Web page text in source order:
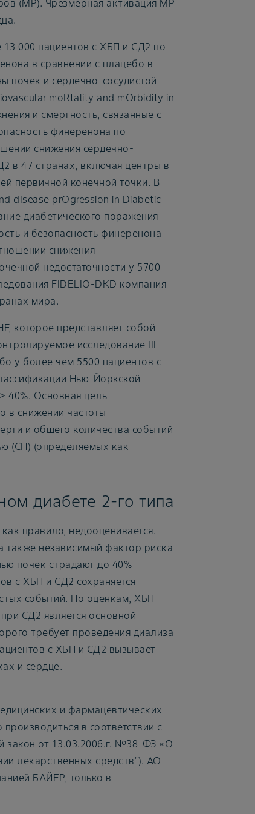
(МР). Чрезмерная активация МР
000 пациентов с ХБП и СД2 по
в сравнении с плацебо в
почек и сердечно-сосудистой
moRtality and mOrbidity in
и смертность, связанные с
финеренона по
снижения сердечно-
в 47 странах, включая центры в
первичной конечной точки. В
dIsease prOgression in Diabetic
диабетического поражения
и безопасность финеренона
снижения
недостаточности у 5700
FIDELIO-DKD компания
мира.
которое представляет собой
исследование III
у более чем 5500 пациентов с
Нью-Йоркской
40%. Основная цель
в снижении частоты
и общего количества событий
(СН) (определяемых как
диабете 2-го типа
правило, недооценивается.
независимый фактор риска
почек страдают до 40%
с ХБП и СД2 сохраняется
событий. По оценкам, ХБП
СД2 является основной
требует проведения диализа
с ХБП и СД2 вызывает
и сердце.
и фармацевтических
в соответствии с
закон от 13.03.2006.г. №38-ФЗ «О
лекарственных средств"). АО
БАЙЕР, только в